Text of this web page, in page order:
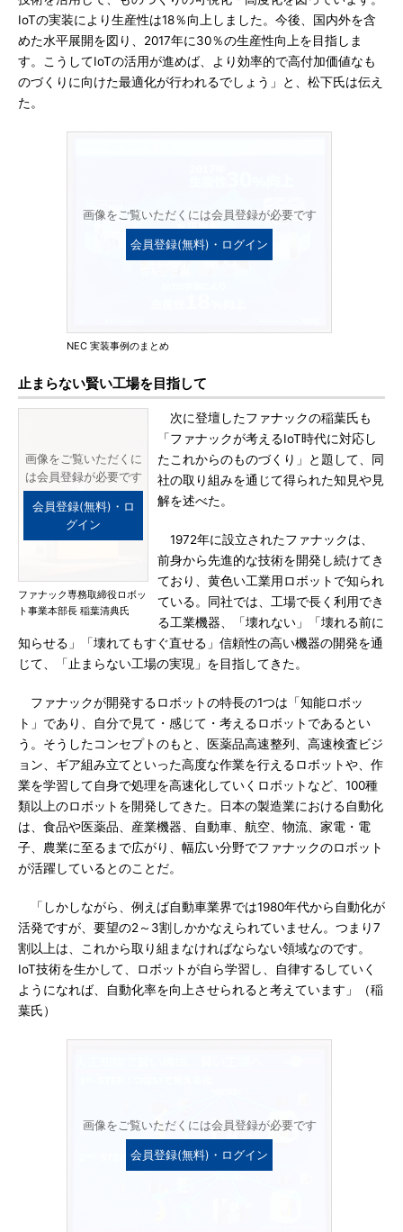
IoTの実装により生産性は18％向上しました。今後、国内外を含
めた水平展開を図り、2017年に30％の生産性向上を目指しま
す。こうしてIoTの活用が進めば、より効率的で高付加価値なも
のづくりに向けた最適化が行われるでしょう」と、松下氏は伝え
た。
画像をご覧いただくには会員登録が必要です
会員登録(無料)・ログイン
NEC 実装事例のまとめ
止まらない賢い工場を目指して
画像をご覧いただくに
は会員登録が必要です
会員登録(無料)・ロ
グイン
ファナック専務取締役ロボッ
ト事業本部長 稲葉清典氏
次に登壇したファナックの稲葉氏も
「ファナックが考えるIoT時代に対応し
たこれからのものづくり」と題して、同
社の取り組みを通じて得られた知見や見
解を述べた。
1972年に設立されたファナックは、
前身から先進的な技術を開発し続けてき
ており、黄色い工業用ロボットで知られ
ている。同社では、工場で長く利用でき
る工業機器、「壊れない」「壊れる前に
知らせる」「壊れてもすぐ直せる」信頼性の高い機器の開発を通
じて、「止まらない工場の実現」を目指してきた。
ファナックが開発するロボットの特長の1つは「知能ロボッ
ト」であり、自分で見て・感じて・考えるロボットであるとい
う。そうしたコンセプトのもと、医薬品高速整列、高速検査ビジ
ョン、ギア組み立てといった高度な作業を行えるロボットや、作
業を学習して自身で処理を高速化していくロボットなど、100種
類以上のロボットを開発してきた。日本の製造業における自動化
は、食品や医薬品、産業機器、自動車、航空、物流、家電・電
子、農業に至るまで広がり、幅広い分野でファナックのロボット
が活躍しているとのことだ。
「しかしながら、例えば自動車業界では1980年代から自動化が
活発ですが、要望の2～3割しかかなえられていません。つまり7
割以上は、これから取り組まなければならない領域なのです。
IoT技術を生かして、ロボットが自ら学習し、自律するしていく
ようになれば、自動化率を向上させられると考えています」（稲
葉氏）
画像をご覧いただくには会員登録が必要です
会員登録(無料)・ログイン